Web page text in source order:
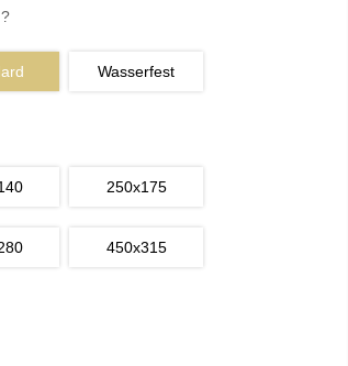
Wasserfest
250x175
450x315